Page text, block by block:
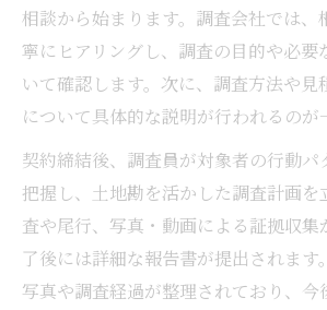
相談から始まります。調査会社では、
寧にヒアリングし、調査の目的や必要
いて確認します。次に、調査方法や見
について具体的な説明が行われるのが
契約締結後、調査員が対象者の行動パ
把握し、土地勘を活かした調査計画を
査や尾行、写真・動画による証拠収
了後には詳細な報告書が提出されます
写真や調査経過が整理されており、今